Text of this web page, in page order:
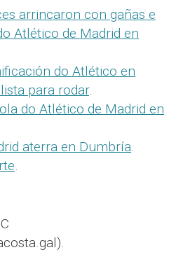
arrincaron con gañas e
Atlético de Madrid en
do Atlético en
para rodar.
do Atlético de Madrid en
aterra en Dumbría.
.